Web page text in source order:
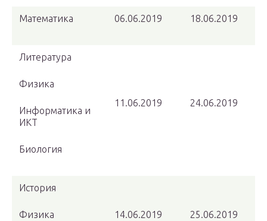
Математика 06.06.2019 18.06.2019
Литература
Физика
Информатика и
ИКТ
Биология
11.06.2019 24.06.2019
История
Физика 14.06.2019 25.06.2019